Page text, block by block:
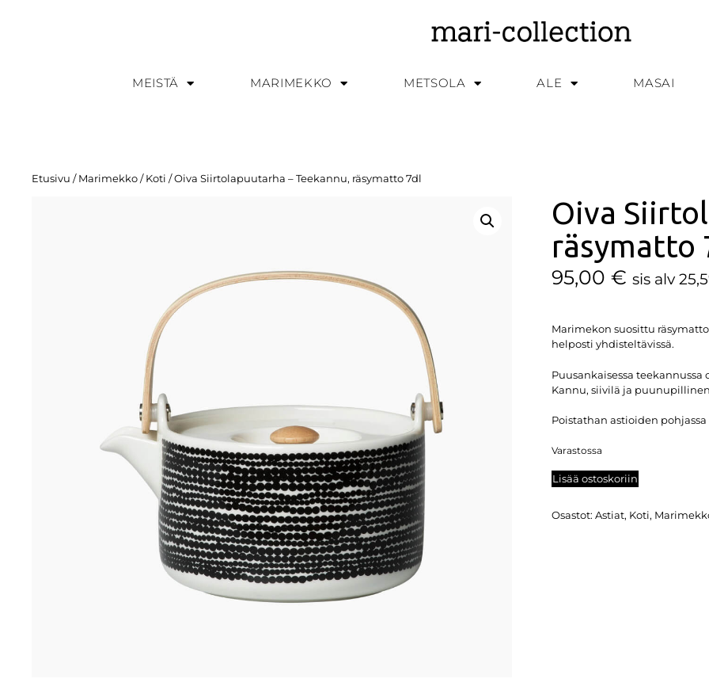
MEISTÄ MARIMEKKO METSOLA ALE MASAI
Etusivu /Marimekko/Koti / Oiva Siirtolapuutarha – Teekannu, räsymatto 7dl
Oiva
räsymatto
95,00€ sis alv
Marimekon suosittu
helposti yhdisteltävissä.
Puusankaisessa
Kannu, siivilä ja
Poistathan astioiden
Varastossa
Lisää ostoskoriin
Osastot:Astiat, Koti,